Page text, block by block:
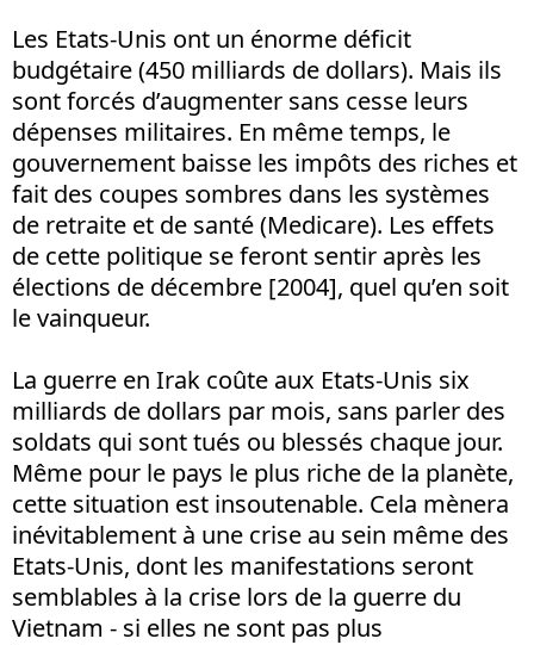
Les Etats-Unis ont un énorme déficit
budgétaire (450 milliards de dollars). Mais ils
sont forcés d’augmenter sans cesse leurs
dépenses militaires. En même temps, le
gouvernement baisse les impôts des riches et
fait des coupes sombres dans les systèmes
de retraite et de santé (Medicare). Les effets
de cette politique se feront sentir après les
élections de décembre [2004], quel qu’en soit
le vainqueur.
La guerre en Irak coûte aux Etats-Unis six
milliards de dollars par mois, sans parler des
soldats qui sont tués ou blessés chaque jour.
Même pour le pays le plus riche de la planète,
cette situation est insoutenable. Cela mènera
inévitablement à une crise au sein même des
Etats-Unis, dont les manifestations seront
semblables à la crise lors de la guerre du
Vietnam - si elles ne sont pas plus